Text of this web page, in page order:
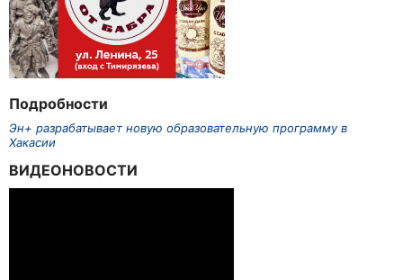
Подробности
Эн+ разрабатывает новую образовательную программу в
Хакасии
ВИДЕОНОВОСТИ